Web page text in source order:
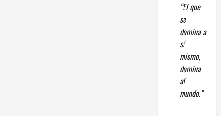
“El que
se
domina a
sí
mismo,
domina
al
mundo.”